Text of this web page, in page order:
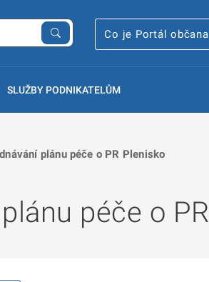
Co je Portál občana
SLUŽBY PODNIKATELŮM
plánu péče o PR Plenisko
péče o